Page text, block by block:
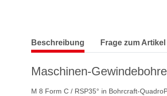
Beschreibung Frage zum Artikel
Maschinen-
M 8 Form C / RSP35° in Bohrcraft-